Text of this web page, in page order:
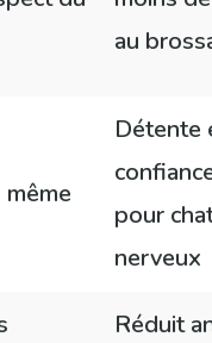
au
Détente
pour
nerveux
Réduit